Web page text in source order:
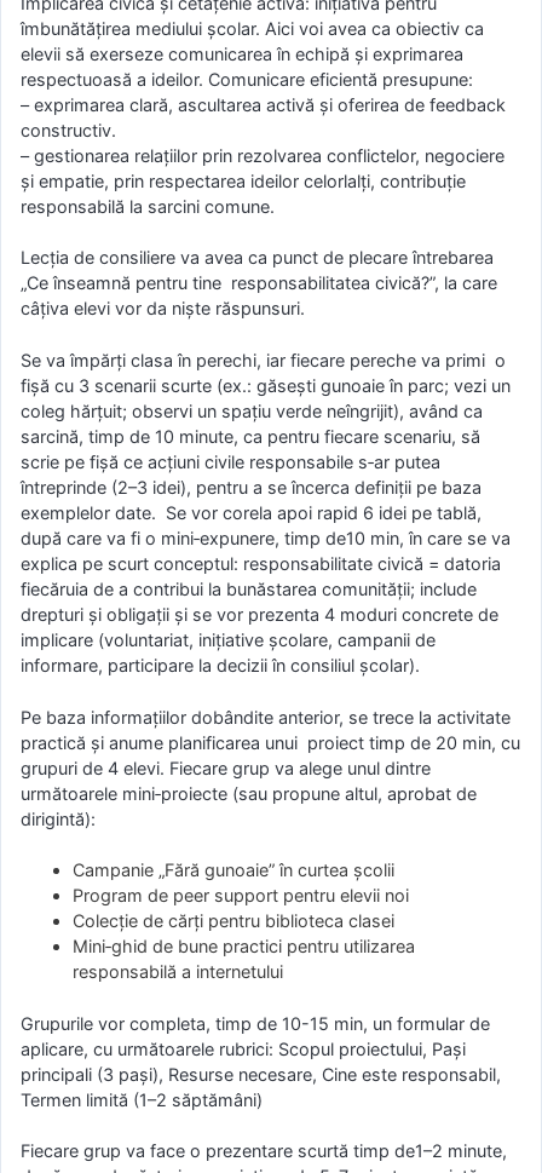
îmbunătățirea mediului şcolar. Aici voi avea ca obiectiv ca
elevii să exerseze comunicarea în echipă și exprimarea
respectuoasă a ideilor. Comunicare eficientă presupune:
– exprimarea clară, ascultarea activă și oferirea de feedback
constructiv.
– gestionarea relațiilor prin rezolvarea conflictelor, negociere
și empatie, prin respectarea ideilor celorlalți, contribuție
responsabilă la sarcini comune.
Lecția de consiliere va avea ca punct de plecare întrebarea
„Ce înseamnă pentru tine responsabilitatea civică?”, la care
câțiva elevi vor da niște răspunsuri.
Se va împărți clasa în perechi, iar fiecare pereche va primi o
fișă cu 3 scenarii scurte (ex.: găsești gunoaie în parc; vezi un
coleg hărțuit; observi un spațiu verde neîngrijit), având ca
sarcină, timp de 10 minute, ca pentru fiecare scenariu, să
scrie pe fișă ce acțiuni civile responsabile s‑ar putea
întreprinde (2–3 idei), pentru a se încerca definiții pe baza
exemplelor date. Se vor corela apoi rapid 6 idei pe tablă,
după care va fi o mini‑expunere, timp de10 min, în care se va
explica pe scurt conceptul: responsabilitate civică = datoria
fiecăruia de a contribui la bunăstarea comunității; include
drepturi și obligații și se vor prezenta 4 moduri concrete de
implicare (voluntariat, inițiative școlare, campanii de
informare, participare la decizii în consiliul școlar).
Pe baza informațiilor dobândite anterior, se trece la activitate
practică și anume planificarea unui proiect timp de 20 min, cu
grupuri de 4 elevi. Fiecare grup va alege unul dintre
următoarele mini‑proiecte (sau propune altul, aprobat de
dirigintă):
Campanie „Fără gunoaie” în curtea școlii
Program de peer support pentru elevii noi
Colecție de cărți pentru biblioteca clasei
Mini‑ghid de bune practici pentru utilizarea
responsabilă a internetului
Grupurile vor completa, timp de 10-15 min, un formular de
aplicare, cu următoarele rubrici: Scopul proiectului, Pași
principali (3 pași), Resurse necesare, Cine este responsabil,
Termen limită (1–2 săptămâni)
Fiecare grup va face o prezentare scurtă timp de1–2 minute,